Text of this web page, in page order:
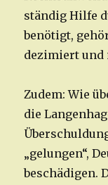
ständig Hilfe
benötigt,
dezimiert und
Zudem: Wie
die
„gelungen“,
beschädigen.